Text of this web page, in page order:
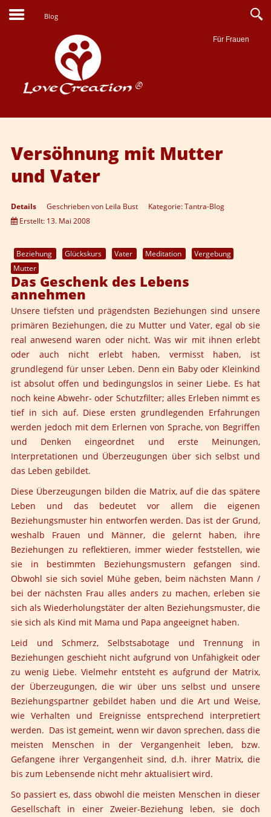
Blog
Für Frauen
Suche
Versöhnung mit Mutter
und Vater
Details Geschrieben von Leila Bust Kategorie:Tantra-Blog
Erstellt: 13. Mai 2008
Beziehung Glückskurs Vater Meditation
Vergebung
Mutter
Das Geschenk des Lebens
annehmen
Unsere tiefsten und prägendsten Beziehungen sind unsere
primären Beziehungen, die zu Mutter und Vater, egal ob sie
real anwesend waren oder nicht. Was wir mit ihnen erlebt
oder auch nicht erlebt haben, vermisst haben, ist
grundlegend für unser Leben. Denn ein Baby oder Kleinkind
ist absolut offen und bedingungslos in seiner Liebe. Es hat
noch keine Abwehr- oder Schutzfilter; alles Erleben nimmt es
tief in sich auf. Diese ersten grundlegenden Erfahrungen
werden jedoch mit dem Erlernen von Sprache, von Begriffen
und Denken eingeordnet und erste Meinungen,
Interpretationen und Überzeugungen über sich selbst und
das Leben gebildet.
Diese Überzeugungen bilden die Matrix, auf die das spätere
Leben und das bedeutet vor allem die eigenen
Beziehungsmuster hin entworfen werden. Das ist der Grund,
weshalb Frauen und Männer, die gelernt haben, ihre
Beziehungen zu reflektieren, immer wieder feststellen, wie
sie in bestimmten Beziehungsmustern gefangen sind.
Obwohl sie sich soviel Mühe geben, beim nächsten Mann /
bei der nächsten Frau alles anders zu machen, erleben sie
sich als Wiederholungstäter der alten Beziehungsmuster, die
sie sich als Kind mit Mama und Papa angeeignet haben.
Leid und Schmerz, Selbstsabotage und Trennung in
Beziehungen geschieht nicht aufgrund von Unfähigkeit oder
zu wenig Liebe. Vielmehr entsteht es aufgrund der Matrix,
der Überzeugungen, die wir über uns selbst und unsere
Beziehungspartner gebildet haben und die Art und Weise,
wie Verhalten und Ereignisse entsprechend interpretiert
werden. Das ist gemeint, wenn wir davon sprechen, dass die
meisten Menschen in der Vergangenheit leben, bzw.
Gefangene ihrer Vergangenheit sind, d.h. ihrer Matrix, die
bis zum Lebensende nicht mehr aktualisiert wird.
So passiert es, dass obwohl die meisten Menschen in dieser
Gesellschaft in einer Zweier-Beziehung leben, sie doch